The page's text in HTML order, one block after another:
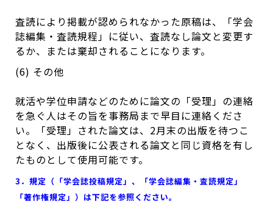
査読により掲載が認められなかった原稿は、「学会
誌編集・査読規程」に従い、査読なし論文と変更す
るか、または棄却されることになります。
(6) その他
就活や学位申請などのために論文の「受理」の連絡
を急ぐ人はその旨を事務局まで早目に連絡くださ
い。「受理」された論文は、2月末の出版を待つこ
となく、出版後に公表される論文と同じ資格を有し
たものとして使用可能です。
3．規定（「学会誌投稿規定」、「学会誌編集・査読規定」
「著作権規定」）は下記を参照ください。